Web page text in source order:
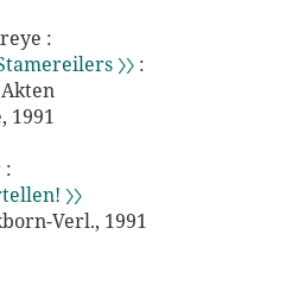
:
〉〉 :
1991
:
〉〉
Verl., 1991